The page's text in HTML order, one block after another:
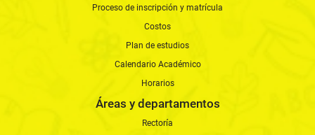
Proceso de inscripción y matrícula
Costos
Plan de estudios
Calendario Académico
Horarios
Áreas y departamentos
Rectoría